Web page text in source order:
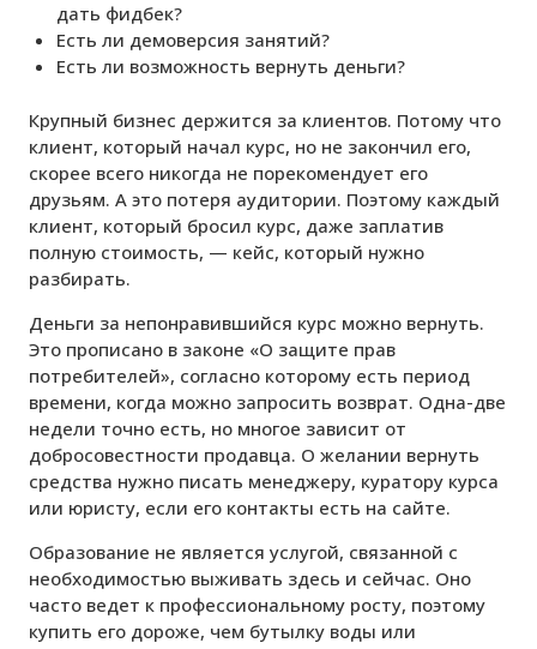
дать фидбек?
Есть ли демоверсия занятий?
Есть ли возможность вернуть деньги?
Крупный бизнес держится за клиентов. Потому что
клиент, который начал курс, но не закончил его,
скорее всего никогда не порекомендует его
друзьям. А это потеря аудитории. Поэтому каждый
клиент, который бросил курс, даже заплатив
полную стоимость, — кейс, который нужно
разбирать.
Деньги за непонравившийся курс можно вернуть.
Это прописано в законе «О защите прав
потребителей», согласно которому есть период
времени, когда можно запросить возврат. Одна-две
недели точно есть, но многое зависит от
добросовестности продавца. О желании вернуть
средства нужно писать менеджеру, куратору курса
или юристу, если его контакты есть на сайте.
Образование не является услугой, связанной с
необходимостью выживать здесь и сейчас. Оно
часто ведет к профессиональному росту, поэтому
купить его дороже, чем бутылку воды или